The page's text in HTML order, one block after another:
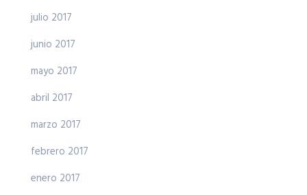
julio 2017
junio 2017
mayo 2017
abril 2017
marzo 2017
febrero 2017
enero 2017